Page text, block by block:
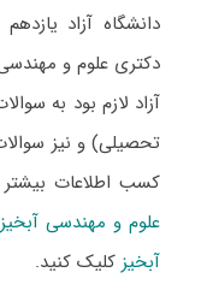
دکتری علوم و
آزاد لازم بود به
تحصیلی) و نیز
کسب اطلاعات
علوم و مهندسی آبخیز
آبخیزکلیک کنید.